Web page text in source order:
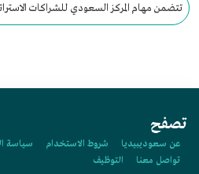
تتضمن مهام المركز السعودي للشراكات
تصفح
عن سعوديبيديا شروط الاستخدام سياسة
تواصل معنا
التوظيف